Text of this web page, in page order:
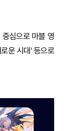
심으로 마블 영
운 시대' 등으로